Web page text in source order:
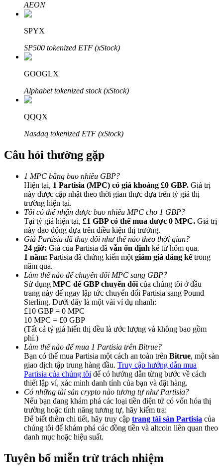
Đối tác Bitrue
Lên đến 65% hoa hồng!
Giới thiệu
Mời một người bạn để nhận phần thưởng tiền mặt
BTC Welcome Rewards
BTC Welcome Rewards
Deposit & Trade BTC to Share 25000 USDT prize pool!
AEON
SPYX
SP500 tokenized ETF (xStock)
GOOGLX
Alphabet tokenized stock (xStock)
QQQX
Nasdaq tokenized ETF (xStock)
Câu hỏi thường gặp
1 MPC bằng bao nhiêu GBP?
Hiện tại, 1 Partisia (MPC) có giá khoảng £0 GBP. Giá trị
này được cập nhật theo thời gian thực dựa trên tỷ giá thị
trường hiện tại.
Tôi có thể nhận được bao nhiêu MPC cho 1 GBP?
Tại tỷ giá hiện tại, £1 GBP có thể mua được 0 MPC. Giá trị
này dao động dựa trên điều kiện thị trường.
Giá Partisia đã thay đổi như thế nào theo thời gian?
24 giờ: Giá của Partisia đã vẫn ổn định kể từ hôm qua.
1 năm: Partisia đã chứng kiến một giảm giá đáng kểtrong
năm qua.
Làm thế nào để chuyển đổi MPC sang GBP?
Sử dụng MPC để GBP chuyển đổi của chúng tôi ở đầu
trang này để ngay lập tức chuyển đổi Partisia sang Pound
Sterling. Dưới đây là một vài ví dụ nhanh:
£10 GBP = 0 MPC
10 MPC = £0 GBP
(Tất cả tỷ giá hiển thị đều là ước lượng và không bao gồm
phí.)
Làm thế nào để mua 1 Partisia trên Bitrue?
Bạn có thể mua Partisia một cách an toàn trên Bitrue, một sàn
giao dịch tập trung hàng đầu. Truy cập hướng dẫn mua
Partisia của chúng tôi để có hướng dẫn từng bước về cách
thiết lập ví, xác minh danh tính của bạn và đặt hàng.
Có những tài sản crypto nào tương tự như Partisia?
Nếu bạn đang khám phá các loại tiền điện tử có vốn hóa thị
trường hoặc tính năng tương tự, hãy kiểm tra:
Để biết thêm chi tiết, hãy truy cập trang tài sản Partisia của
chúng tôi để khám phá các đồng tiền và altcoin liên quan theo
danh mục hoặc hiệu suất.
Tuyên bố miễn trừ trách nhiệm